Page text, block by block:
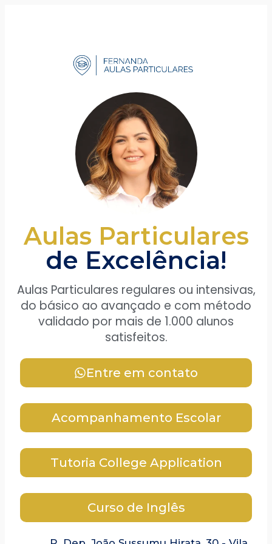
Aulas Particulares
de Excelência!
Aulas Particulares regulares ou intensivas,
do básico ao avançado e com método
validado por mais de 1.000 alunos
satisfeitos.
Entre em contato
Acompanhamento Escolar
Tutoria College Application
Curso de Inglês